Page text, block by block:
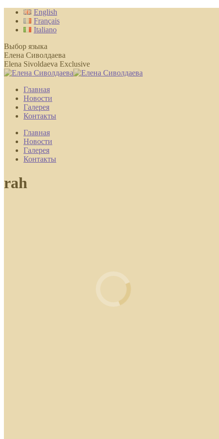
Перейти
содержанию
English
Français
Italiano
Выбор языка
Елена Сиволдаева
Elena Sivoldaeva Exclusive
Главная
Новости
Галерея
Контакты
Главная
Новости
Галерея
Контакты
rah